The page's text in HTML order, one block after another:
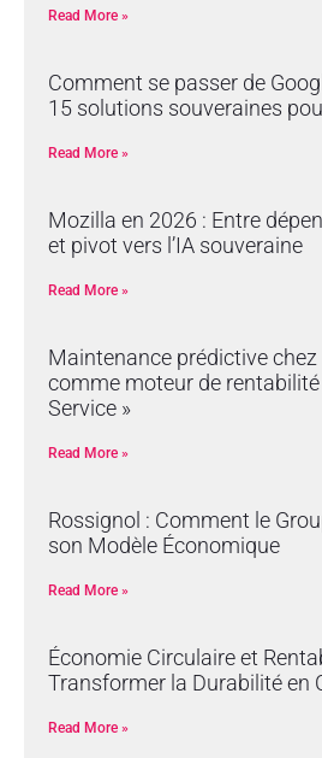
Read More »
Comment se passer de
15 solutions souveraines
Read More »
Mozilla en 2026 : Entre
et pivot vers l’IA souveraine
Read More »
Maintenance prédictive chez
comme moteur de rentabilité
Service »
Read More »
Rossignol : Comment le
son Modèle Économique
Read More »
Économie Circulaire et
Transformer la Durabilité en
Read More »